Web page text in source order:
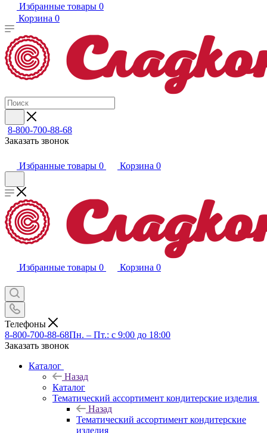
Избранные товары 0
Корзина 0
8-800-700-88-68
Заказать звонок
Избранные товары 0 Корзина 0
Избранные товары 0 Корзина 0
Телефоны
8-800-700-88-68Пн. – Пт.: с 9:00 до 18:00
Заказать звонок
Каталог
Назад
Каталог
Тематический ассортимент кондитерские изделия
Назад
Тематический ассортимент кондитерские
изделия